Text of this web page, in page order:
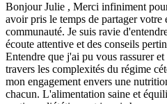
Bonjour Julie , Merci infiniment
avoir pris le temps de partager votre
communauté. Je suis ravie
écoute attentive et des conseils
Entendre que j'ai pu vous rassurer
travers les complexités du régime
mon engagement envers une
chacun. L'alimentation saine et